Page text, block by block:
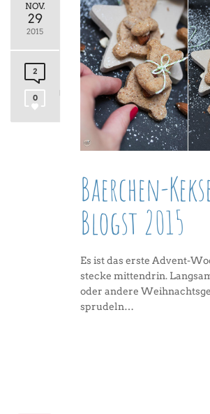
NOV.
29
2015
2
0
Baerchen-
Blogst 2015
Es ist das erste Advent-
stecke mittendrin.
oder andere
sprudeln…